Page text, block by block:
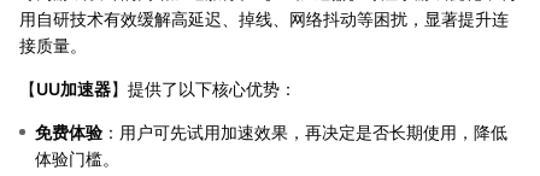
用自研技术有效缓解高延迟、掉线、网络抖动等困扰，显著提升连
接质量。
【UU加速器】提供了以下核心优势：
免费体验 ：用户可先试用加速效果，再决定是否长期使用，降低
体验门槛。